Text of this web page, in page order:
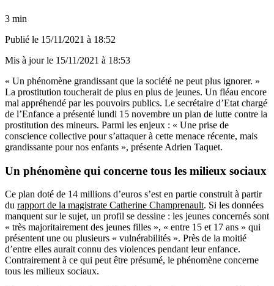
3 min
Publié le 15/11/2021 à 18:52
Mis à jour le 15/11/2021 à 18:53
« Un phénomène grandissant que la société ne peut plus ignorer. »
La prostitution toucherait de plus en plus de jeunes. Un fléau encore
mal appréhendé par les pouvoirs publics. Le secrétaire d’Etat chargé
de l’Enfance a présenté lundi 15 novembre un plan de lutte contre la
prostitution des mineurs. Parmi les enjeux : « Une prise de
conscience collective pour s’attaquer à cette menace récente, mais
grandissante pour nos enfants », présente Adrien Taquet.
Un phénomène qui concerne tous les milieux sociaux
Ce plan doté de 14 millions d’euros s’est en partie construit à partir
du rapport de la magistrate Catherine Champrenault. Si les données
manquent sur le sujet, un profil se dessine : les jeunes concernés sont
« très majoritairement des jeunes filles », « entre 15 et 17 ans » qui
présentent une ou plusieurs « vulnérabilités ». Près de la moitié
d’entre elles aurait connu des violences pendant leur enfance.
Contrairement à ce qui peut être présumé, le phénomène concerne
tous les milieux sociaux.